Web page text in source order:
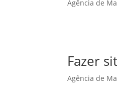
Agência de
Fazer
Agência de